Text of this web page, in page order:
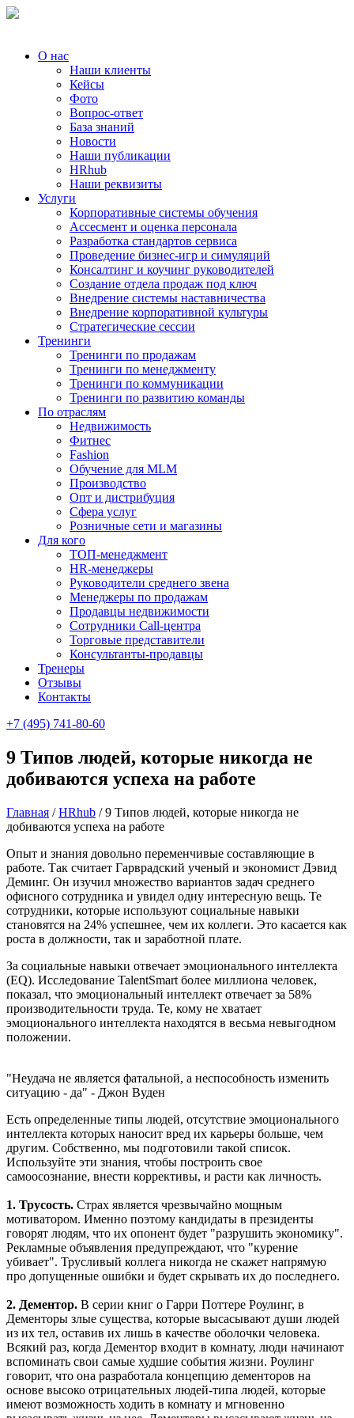
О нас
Наши клиенты
Кейсы
Фото
Вопрос-ответ
База знаний
Новости
Наши публикации
HRhub
Наши реквизиты
Услуги
Корпоративные системы обучения
Ассесмент и оценка персонала
Разработка стандартов сервиса
Проведение бизнес-игр и симуляций
Консалтинг и коучинг руководителей
Создание отдела продаж под ключ
Внедрение системы наставничества
Внедрение корпоративной культуры
Стратегические сессии
Тренинги
Тренинги по продажам
Тренинги по менеджменту
Тренинги по коммуникации
Тренинги по развитию команды
По отраслям
Недвижимость
Фитнес
Fashion
Обучение для MLM
Производство
Опт и дистрибуция
Сфера услуг
Розничные сети и магазины
Для кого
ТОП-менеджмент
HR-менеджеры
Руководители среднего звена
Менеджеры по продажам
Продавцы недвижимости
Сотрудники Call-центра
Торговые представители
Консультанты-продавцы
Тренеры
Отзывы
Контакты
+7 (495) 741-80-60
9 Типов людей, которые никогда не
добиваются успеха на работе
Главная /HRhub /9 Типов людей, которые никогда не
добиваются успеха на работе
Опыт и знания довольно переменчивые составляющие в
работе. Так считает Гарврадский ученый и экономист Дэвид
Деминг. Он изучил множество вариантов задач среднего
офисного сотрудника и увидел одну интересную вещь. Те
сотрудники, которые используют социальные навыки
становятся на 24% успешнее, чем их коллеги. Это касается как
роста в должности, так и заработной плате.
За социальные навыки отвечает эмоционального интеллекта
(EQ). Исследование TalentSmart более миллиона человек,
показал, что эмоциональный интеллект отвечает за 58%
производительности труда. Те, кому не хватает
эмоционального интеллекта находятся в весьма невыгодном
положении.
"Неудача не является фатальной, а неспособность изменить
ситуацию - да" - Джон Вуден
Есть определенные типы людей, отсутствие эмоционального
интеллекта которых наносит вред их карьеры больше, чем
другим. Собственно, мы подготовили такой список.
Используйте эти знания, чтобы построить свое
самоосознание, внести коррективы, и расти как личность.
1. Трусость. Страх является чрезвычайно мощным
мотиватором. Именно поэтому кандидаты в президенты
говорят людям, что их опонент будет "разрушить экономику".
Рекламные объявления предупреждают, что "курение
убивает". Трусливый коллега никогда не скажет напрямую
про допущенные ошибки и будет скрывать их до последнего.
2. Дементор. В серии книг о Гарри Поттере Роулинг, в
Дементоры злые существа, которые высасывают души людей
из их тел, оставив их лишь в качестве оболочки человека.
Всякий раз, когда Дементор входит в комнату, люди начинают
вспоминать свои самые худшие события жизни. Роулинг
говорит, что она разработала концепцию дементоров на
основе высоко отрицательных людей-типа людей, которые
имеют возможность ходить в комнату и мгновенно